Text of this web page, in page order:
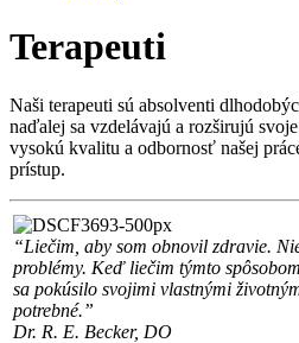
Terapeuti
Naši terapeuti sú absolventi
naďalej sa vzdelávajú a rozširujú
vysokú kvalitu a odbornosť našej
prístup.
“Liečim, aby som obnovil zdravie.
problémy. Keď liečim týmto
sa pokúsilo svojimi vlastnými
potrebné.”
Dr. R. E. Becker, DO